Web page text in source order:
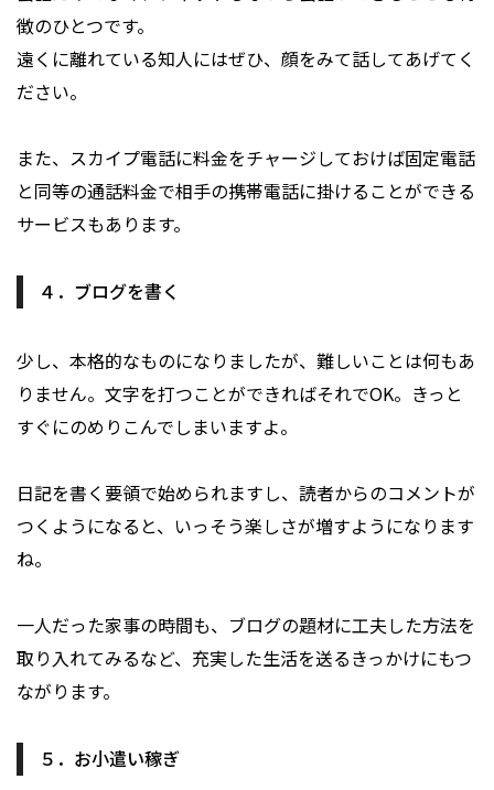
徴のひとつです。
遠くに離れている知人にはぜひ、顔をみて話してあげてく
ださい。
また、スカイプ電話に料金をチャージしておけば固定電話
と同等の通話料金で相手の携帯電話に掛けることができる
サービスもあります。
４．ブログを書く
少し、本格的なものになりましたが、難しいことは何もあ
りません。文字を打つことができればそれでOK。きっと
すぐにのめりこんでしまいますよ。
日記を書く要領で始められますし、読者からのコメントが
つくようになると、いっそう楽しさが増すようになります
ね。
一人だった家事の時間も、ブログの題材に工夫した方法を
取り入れてみるなど、充実した生活を送るきっかけにもつ
ながります。
５．お小遣い稼ぎ